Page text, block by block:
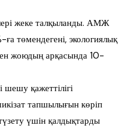
жеке талқыланды. АМЖ
төмендегені, экологиялық
жоюдың арқасында 10-
қажеттілігі
тапшылығын көріп
үшін қалдықтарды